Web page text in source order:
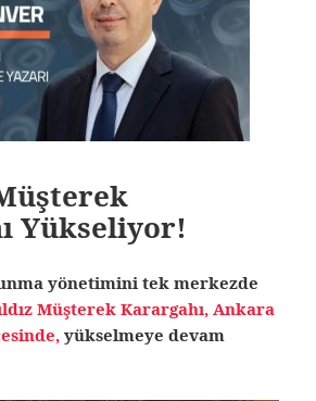
Yükseliyor!
yönetimini tek merkezde
Müşterek Karargahı, Ankara
yükselmeye devam